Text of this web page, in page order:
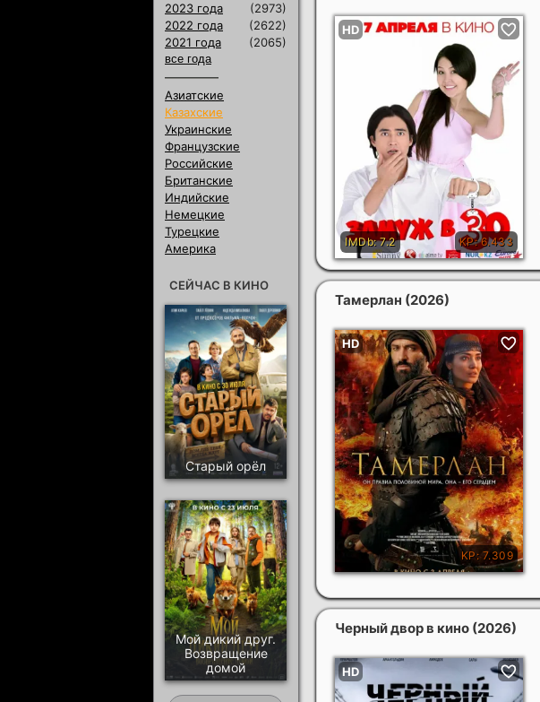
Тамерлан (2026)
Черный двор в кино (2026)
2023 года
(2973)
2022 года
(2622)
2021 года
(2065)
все года
Азиатские
Казахские
Украинские
Французские
Российские
Британские
Индийские
Немецкие
Турецкие
Америка
СЕЙЧАС В КИНО
Старый орёл
Мой дикий друг.
Возвращение
домой